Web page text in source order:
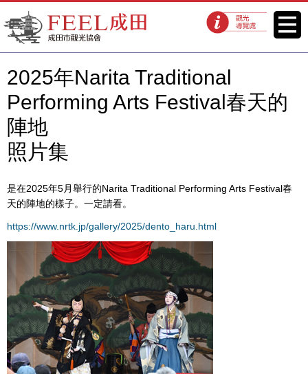
FEEL成田成田市觀光協會官方網
站
觀光導覽處 菜單
2025年Narita Traditional
Performing Arts Festival春天的
陣地
照片集
是在2025年5月舉行的Narita Traditional Performing Arts Festival春
天的陣地的樣子。一定請看。
https://www.nrtk.jp/gallery/2025/dento_haru.html